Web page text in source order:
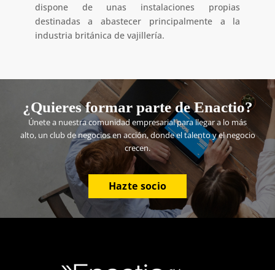
dispone de unas instalaciones propias
destinadas a abastecer principalmente a la
industria británica de vajillería.
¿Quieres formar parte de Enactio?
Únete a nuestra comunidad empresarial para llegar a lo más
alto, un club de negocios en acción, donde el talento y el negocio
crecen.
Hazte socio